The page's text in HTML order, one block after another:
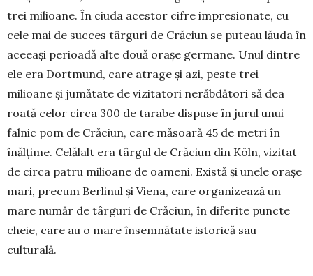
trei milioane. În ciuda acestor cifre im­presionate, cu
cele mai de succes târguri de Cră­ciun se puteau lăuda în
aceeași perioadă alte două orașe germane. Unul dintre
ele era Dort­mund, care atrage și azi, peste trei
milioane și jumătate de vizitatori nerăbdători să dea
roată celor circa 300 de ta­rabe dispuse în jurul unui
falnic pom de Crăciun, care măsoară 45 de metri în
înălțime. Celălalt era târgul de Crăciun din Köln, vizitat
de circa patru milioane de oa­meni. Există și unele orașe
mari, precum Ber­linul și Viena, care organizează un
mare număr de târguri de Crăciun, în diferite puncte
cheie, care au o mare însemnătate istorică sau
culturală.